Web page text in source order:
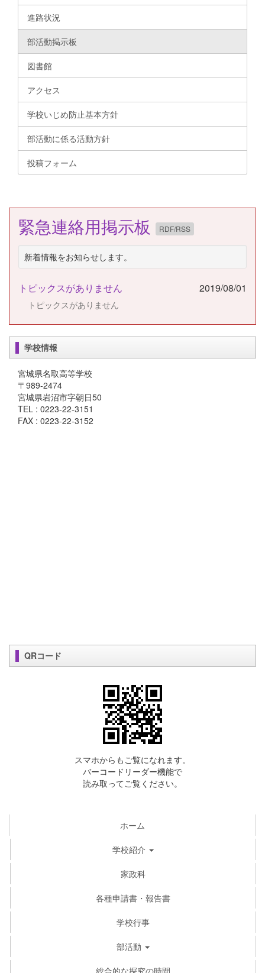
進路状況
部活動掲示板
図書館
アクセス
学校いじめ防止基本方針
部活動に係る活動方針
投稿フォーム
緊急連絡用掲示板 RDF/RSS
新着情報をお知らせします。
トピックスがありません 2019/08/01
トピックスがありません
学校情報
宮城県名取高等学校
〒989-2474
宮城県岩沼市字朝日50
TEL : 0223-22-3151
FAX : 0223-22-3152
QRコード
スマホからもご覧になれます。
バーコードリーダー機能で
読み取ってご覧ください。
ホーム
学校紹介
家政科
各種申請書・報告書
学校行事
部活動